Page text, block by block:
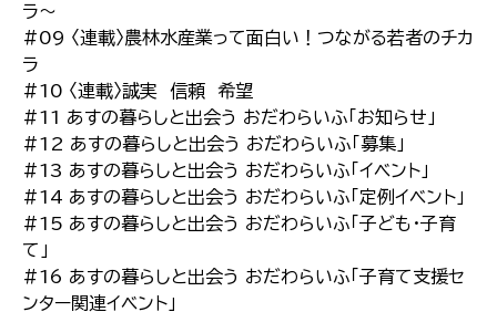
ラ〜
#09 〈連載〉農林水産業って面白い！つながる若者のチカ
ラ
#10 〈連載〉誠実 信頼 希望
#11 あすの暮らしと出会う おだわらいふ「お知らせ」
#12 あすの暮らしと出会う おだわらいふ「募集」
#13 あすの暮らしと出会う おだわらいふ「イベント」
#14 あすの暮らしと出会う おだわらいふ「定例イベント」
#15 あすの暮らしと出会う おだわらいふ「子ども・子育
て」
#16 あすの暮らしと出会う おだわらいふ「子育て支援セ
ンター関連イベント」